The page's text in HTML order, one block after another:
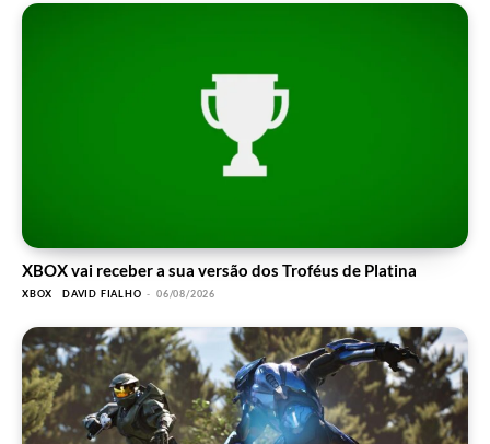
XBOX vai receber a sua versão dos Troféus de Platina
XBOX DAVID FIALHO - 06/08/2026